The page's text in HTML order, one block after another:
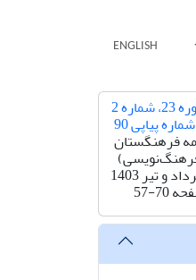
ENGLISH
دوره 23، شماره 2
پیاپی 90
فرهنگستان
و تیر 1403
57-70